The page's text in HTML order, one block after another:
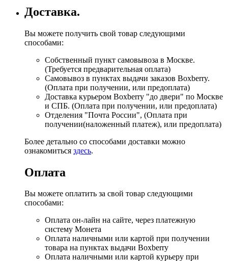
Доставка.
Вы можете получить свой товар следующими
способами:
Собственный пункт самовывоза в Москве.
(Требуется предварительная оплата)
Самовывоз в пунктах выдачи заказов Boxberry.
(Оплата при получении, или предоплата)
Доставка курьером Boxberry "до двери" по Москве
и СПБ. (Оплата при получении, или предоплата)
Отделения "Почта России", (Оплата при
получении(наложенный платеж), или предоплата)
Более детально со способами доставки можно
ознакомиться здесь.
Оплата
Вы можете оплатить за свой товар следующими
способами:
Оплата он-лайн на сайте, через платежную
систему Монета
Оплата наличными или картой при получении
товара на пунктах выдачи Boxberry
Оплата наличными или картой курьеру при